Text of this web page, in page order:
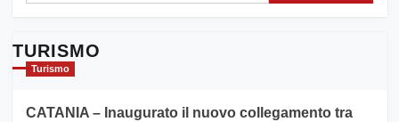
TURISMO
Turismo
CATANIA – Inaugurato il nuovo collegamento tra